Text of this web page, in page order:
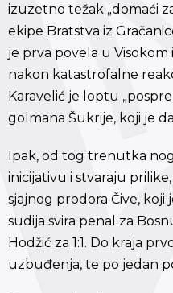
izuzetno težak „domaći
ekipe Bratstva iz
je prva povela u
nakon katastrofalne
Karavelić je loptu
golmana Šukrije, koji je
Ipak, od tog trenutka
inicijativu i stvaraju
sjajnog prodora Čive,
sudija svira penal za
Hodžić za 1:1. Do kraja
uzbuđenja, te po jedan